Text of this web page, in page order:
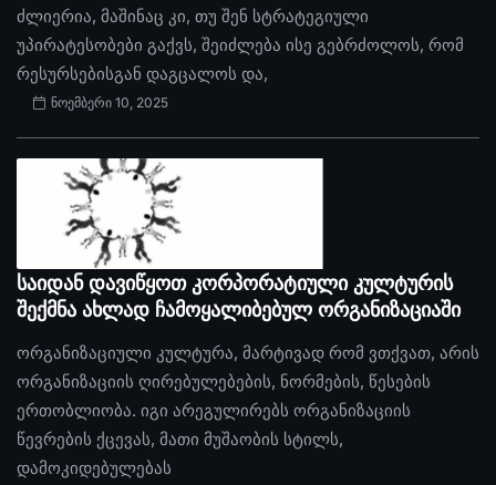
ძლიერია, მაშინაც კი, თუ შენ სტრატეგიული
უპირატესობები გაქვს, შეიძლება ისე გებრძოლოს, რომ
რესურსებისგან დაგცალოს და,
ნოემბერი 10, 2025
საიდან დავიწყოთ კორპორატიული კულტურის
შექმნა ახლად ჩამოყალიბებულ ორგანიზაციაში
ორგანიზაციული კულტურა, მარტივად რომ ვთქვათ, არის
ორგანიზაციის ღირებულებების, ნორმების, წესების
ერთობლიობა. იგი არეგულირებს ორგანიზაციის
წევრების ქცევას, მათი მუშაობის სტილს,
დამოკიდებულებას